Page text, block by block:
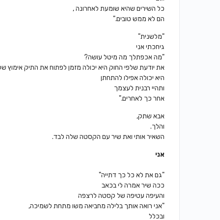
כל השירים שהיא שומעת לאחרונה ,
הם לא ממש טובים."
"מלשנית"
גיחכתי אני
"מה אכפתלך מה מיטל עושה?
את יודעת שלפי החוק היא יכולה מזמן לפתוח את התיק אימוץ
היא יכולה אפילו להתחתן
ותהיי רבנית לעצמך
אחר כך לאחרים."
אבא שתק,
והלך.
השאיר אותי ואת שיר עם הקסטה שלה לבד.
אני
"גם את לא כל כך דתייה"
ככה שיר אמרה לי בכאב
והעיפה עטיפה של קסטה לרצפה
"אני רואה אותך בלילה מחביאה משו מתחת לשמיכה,
ובכלל